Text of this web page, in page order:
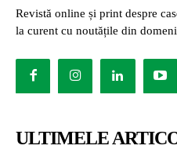
Revistă online și print despre
la curent cu noutățile din
ULTIMELE